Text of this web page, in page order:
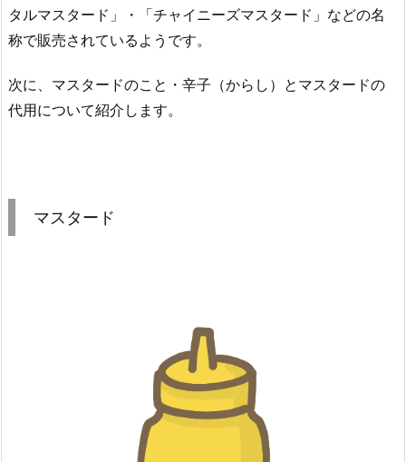
タルマスタード」・「チャイニーズマスタード」などの名
称で販売されているようです。
次に、マスタードのこと・辛子（からし）とマスタードの
代用について紹介します。
マスタード